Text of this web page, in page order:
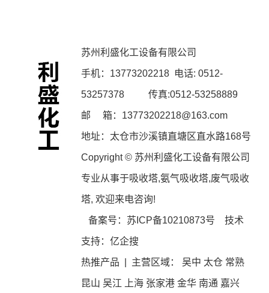
苏州利盛化工设备有限公司
手机： 13773202218电话: 0512-
53257378 传真:0512-53258889
邮 箱：13773202218@163.com
地址：太仓市沙溪镇直塘区直水路168号
Copyright © 苏州利盛化工设备有限公司
专业从事于吸收塔,氨气吸收塔,废气吸收
塔, 欢迎来电咨询!
备案号： 苏ICP备10210873号 技术
支持： 亿企搜
热推产品 | 主营区域： 吴中 太仓 常熟
昆山 吴江 上海 张家港 金华 南通 嘉兴